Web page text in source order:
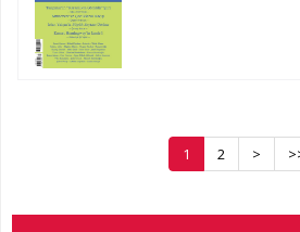
1 2 >